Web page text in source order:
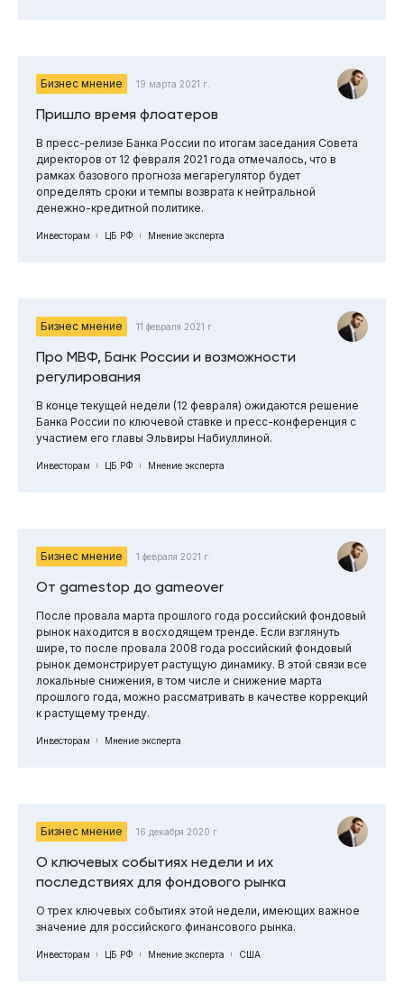
Бизнес мнение 19 марта 2021 г.
Пришло время флоатеров
В пресс-релизе Банка России по итогам заседания Совета
директоров от 12 февраля 2021 года отмечалось, что в
рамках базового прогноза мегарегулятор будет
определять сроки и темпы возврата к нейтральной
денежно-кредитной политике.
Инвесторам ЦБ РФ Мнение эксперта
Бизнес мнение 11 февраля 2021 г.
Про МВФ, Банк России и возможности
регулирования
В конце текущей недели (12 февраля) ожидаются решение
Банка России по ключевой ставке и пресс-конференция с
участием его главы Эльвиры Набиуллиной.
Инвесторам ЦБ РФ Мнение эксперта
Бизнес мнение 1 февраля 2021 г.
От gamestop до gameover
После провала марта прошлого года российский фондовый
рынок находится в восходящем тренде. Если взглянуть
шире, то после провала 2008 года российский фондовый
рынок демонстрирует растущую динамику. В этой связи все
локальные снижения, в том числе и снижение марта
прошлого года, можно рассматривать в качестве коррекций
к растущему тренду.
Инвесторам Мнение эксперта
Бизнес мнение 16 декабря 2020 г.
О ключевых событиях недели и их
последствиях для фондового рынка
О трех ключевых событиях этой недели, имеющих важное
значение для российского финансового рынка.
Инвесторам ЦБ РФ Мнение эксперта США